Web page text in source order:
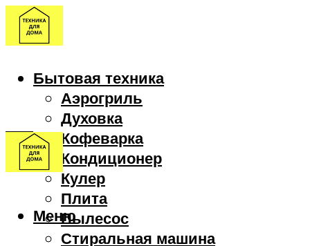
Бытовая техника
Аэрогриль
Духовка
Кофеварка
Кондиционер
Кулер
Плита
Пылесос
Стиральная машина
Меню